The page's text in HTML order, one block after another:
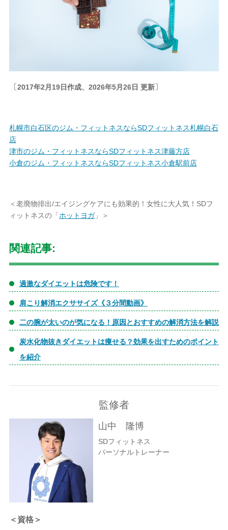
〔2017年2月19日作成、2026年5月26日 更新〕
札幌市白石区のジム・フィットネスならSDフィットネス札幌白石
店
津市のジム・フィットネスならSDフィットネス津藤方店
小倉のジム・フィットネスならSDフィットネス小倉駅前店
＜老廃物排出/エイジングケアにも効果的！女性に大人気！SDフ
ィットネスの「 ホットヨガ」＞
関連記事:
過激なダイエットは危険です！
肩こり解消エクササイズ《３分間動画》
二の腕が太いのが気になる！原因とおすすめの解消方法を解説
炭水化物抜きダイエットは痩せる？効果を出すためのポイント
を紹介
監修者
山中 隆博
SDフィットネス
パーソナルトレーナー
＜資格＞